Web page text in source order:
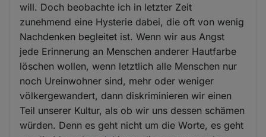
will. Doch beobachte ich in letzter Zeit
zunehmend eine Hysterie dabei, die oft von wenig
Nachdenken begleitet ist. Wenn wir aus Angst
jede Erinnerung an Menschen anderer Hautfarbe
löschen wollen, wenn letztlich alle Menschen nur
noch Ureinwohner sind, mehr oder weniger
völkergewandert, dann diskriminieren wir einen
Teil unserer Kultur, als ob wir uns dessen schämen
würden. Denn es geht nicht um die Worte, es geht